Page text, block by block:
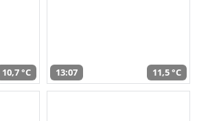
10,7 °C 13:07 11,5 °C